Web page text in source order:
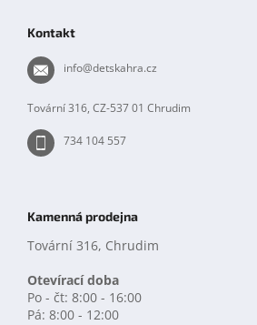
Kontakt
info@detskahra.cz
Tovární 316, CZ-537 01 Chrudim
734 104 557
Kamenná prodejna
Tovární 316, Chrudim
Otevírací doba
Po - čt: 8:00 - 16:00
Pá: 8:00 - 12:00